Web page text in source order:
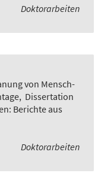
Doktorarbeiten
von Mensch-
, Dissertation
Berichte aus
Doktorarbeiten